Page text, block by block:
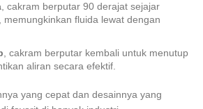
, cakram berputar 90 derajat sejajar
fluida lewat dengan
, cakram berputar kembali untuk menutup
aliran secara efektif.
yang cepat dan desainnya yang